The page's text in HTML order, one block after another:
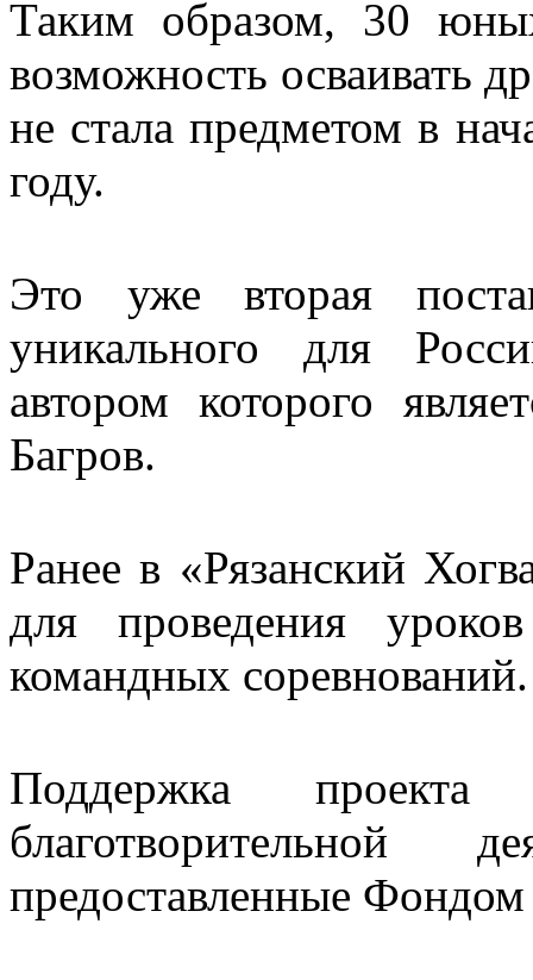
Таким образом, 30
возможность осваивать
не стала предметом в
году.
Это уже вторая
уникального для
автором которого
Багров.
Ранее в «Рязанский
для проведения
командных соревнований.
Поддержка
благотворительной
предоставленные